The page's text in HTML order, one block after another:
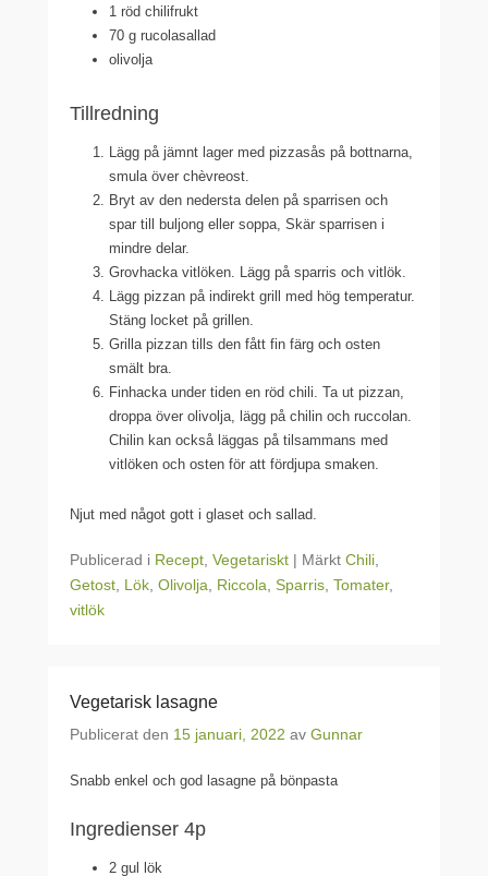
1 röd chilifrukt
70 g rucolasallad
olivolja
Tillredning
Lägg på jämnt lager med pizzasås på bottnarna,
smula över chèvreost.
Bryt av den nedersta delen på sparrisen och
spar till buljong eller soppa, Skär sparrisen i
mindre delar.
Grovhacka vitlöken. Lägg på sparris och vitlök.
Lägg pizzan på indirekt grill med hög temperatur.
Stäng locket på grillen.
Grilla pizzan tills den fått fin färg och osten
smält bra.
Finhacka under tiden en röd chili. Ta ut pizzan,
droppa över olivolja, lägg på chilin och ruccolan.
Chilin kan också läggas på tilsammans med
vitlöken och osten för att fördjupa smaken.
Njut med något gott i glaset och sallad.
Publicerad i Recept Vegetariskt | Märkt Chili
Getost Lök Olivolja Riccola Sparris Tomater,
vitlök
Vegetarisk lasagne
Publicerat den 15 januari, 2022 av Gunnar
Snabb enkel och god lasagne på bönpasta
Ingredienser 4p
2 gul lök